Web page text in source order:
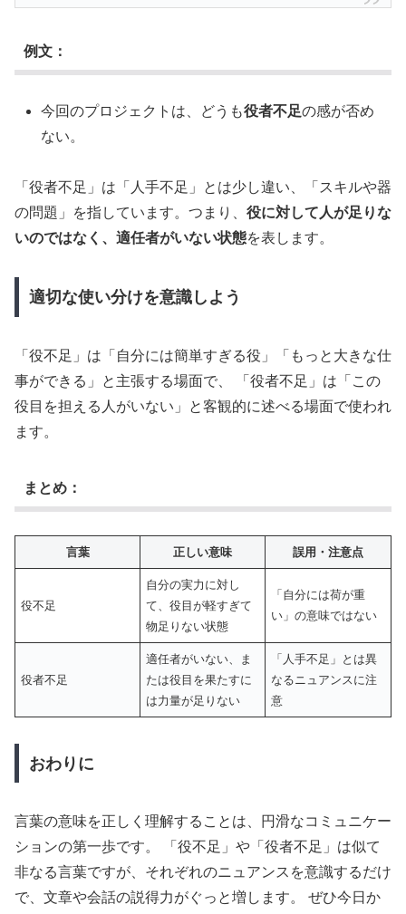
例文：
今回のプロジェクトは、どうも役者不足の感が否め
ない。
「役者不足」は「人手不足」とは少し違い、「スキルや器
の問題」を指しています。つまり、 役に対して人が足りな
いのではなく、適任者がいない状態を表します。
適切な使い分けを意識しよう
「役不足」は「自分には簡単すぎる役」「もっと大きな仕
事ができる」と主張する場面で、 「役者不足」は「この
役目を担える人がいない」と客観的に述べる場面で使われ
ます。
まとめ：
言葉 正しい意味 誤用・注意点
役不足
自分の実力に対し
て、役目が軽すぎて
物足りない状態
「自分には荷が重
い」の意味ではない
役者不足
適任者がいない、ま
たは役目を果たすに
は力量が足りない
「人手不足」とは異
なるニュアンスに注
意
おわりに
言葉の意味を正しく理解することは、円滑なコミュニケー
ションの第一歩です。 「役不足」や「役者不足」は似て
非なる言葉ですが、それぞれのニュアンスを意識するだけ
で、文章や会話の説得力がぐっと増します。 ぜひ今日か